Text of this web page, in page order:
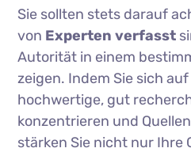
Sie sollten stets darauf
von Experten verfasst
Autorität in einem
zeigen. Indem Sie sich
hochwertige, gut
konzentrieren und
stärken Sie nicht nur Ihre